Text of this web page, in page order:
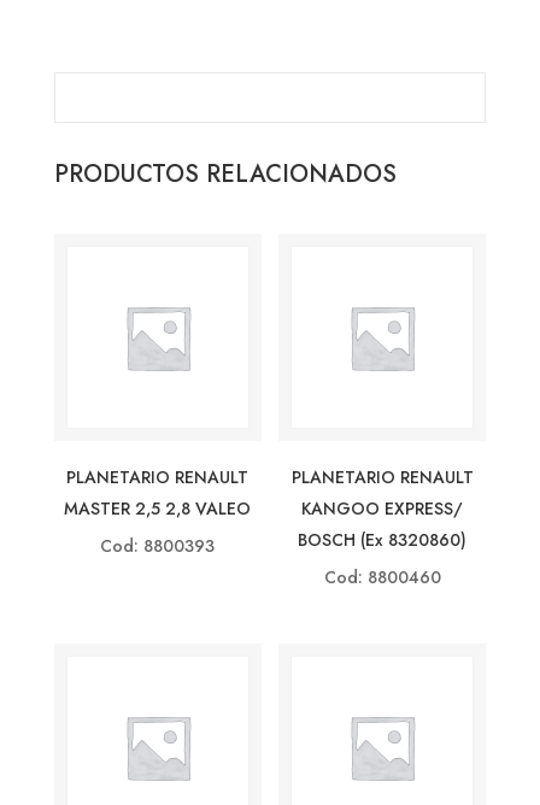
PRODUCTOS RELACIONADOS
PLANETARIO RENAULT
MASTER 2,5 2,8 VALEO
Cod: 8800393
PLANETARIO RENAULT
KANGOO EXPRESS/
BOSCH (ex 8320860)
Cod: 8800460